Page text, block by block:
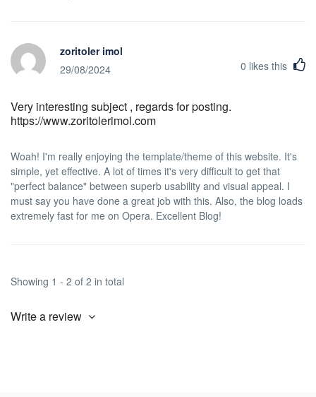
zoritoler imol
29/08/2024
0 likes this
Very interesting subject , regards for posting.
https://www.zoritolerimol.com
Woah! I'm really enjoying the template/theme of this website. It's
simple, yet effective. A lot of times it's very difficult to get that
"perfect balance" between superb usability and visual appeal. I
must say you have done a great job with this. Also, the blog loads
extremely fast for me on Opera. Excellent Blog!
Showing 1 - 2 of 2 in total
Write a review